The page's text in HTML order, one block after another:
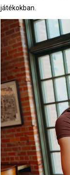
játékokban.